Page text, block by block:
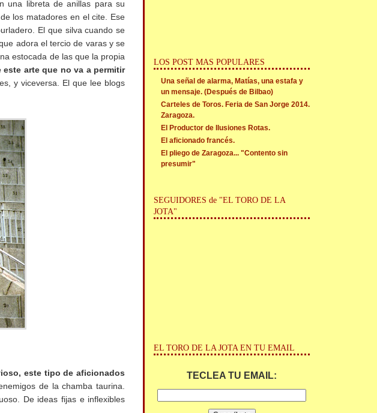
una libreta de anillas para su
los matadores en el cite. Ese
El que silva cuando se
adora el tercio de varas y se
estocada de las que la propia
arte que no va a permitir
y viceversa. El que lee blogs
este tipo de aficionados
de la chamba taurina.
De ideas fijas e inflexibles
LOS POST MAS POPULARES
Una señal de alarma, Matías, una estafa y
un mensaje. (Después de Bilbao)
Carteles de Toros. Feria de San Jorge 2014.
Zaragoza.
El Productor de Ilusiones Rotas.
El aficionado francés.
El pliego de Zaragoza... "Contento sin
presumir"
SEGUIDORES de "EL TORO DE LA
JOTA"
EL TORO DE LA JOTA EN TU EMAIL
TECLEA TU EMAIL: